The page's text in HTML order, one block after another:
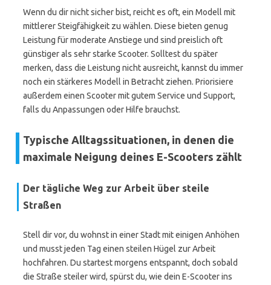
Wenn du dir nicht sicher bist, reicht es oft, ein Modell mit
mittlerer Steigfähigkeit zu wählen. Diese bieten genug
Leistung für moderate Anstiege und sind preislich oft
günstiger als sehr starke Scooter. Solltest du später
merken, dass die Leistung nicht ausreicht, kannst du immer
noch ein stärkeres Modell in Betracht ziehen. Priorisiere
außerdem einen Scooter mit gutem Service und Support,
falls du Anpassungen oder Hilfe brauchst.
Typische Alltagssituationen, in denen die
maximale Neigung deines E-Scooters zählt
Der tägliche Weg zur Arbeit über steile
Straßen
Stell dir vor, du wohnst in einer Stadt mit einigen Anhöhen
und musst jeden Tag einen steilen Hügel zur Arbeit
hochfahren. Du startest morgens entspannt, doch sobald
die Straße steiler wird, spürst du, wie dein E-Scooter ins